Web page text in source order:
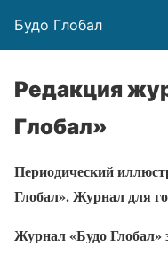
Будо Глобал
Редакция
Глобал»
Периодический
Глобал». Журнал для
Журнал «Будо Глобал»